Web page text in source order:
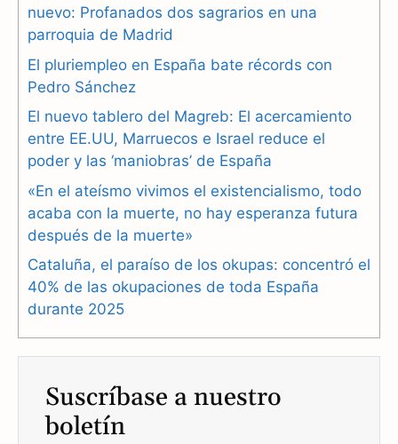
c
b
o
o
k
l
r
a
m
a
A
p
p
nuevo: Profanados dos sagrarios en una
parroquia de Madrid
El pluriempleo en España bate récords con
Pedro Sánchez
El nuevo tablero del Magreb: El acercamiento
entre EE.UU, Marruecos e Israel reduce el
poder y las ‘maniobras’ de España
«En el ateísmo vivimos el existencialismo, todo
acaba con la muerte, no hay esperanza futura
después de la muerte»
Cataluña, el paraíso de los okupas: concentró el
40% de las okupaciones de toda España
durante 2025
Suscríbase a nuestro
boletín